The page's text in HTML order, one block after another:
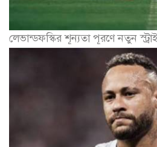
লেভান্ডফস্কির শূন্যতা পূরণে নতুন